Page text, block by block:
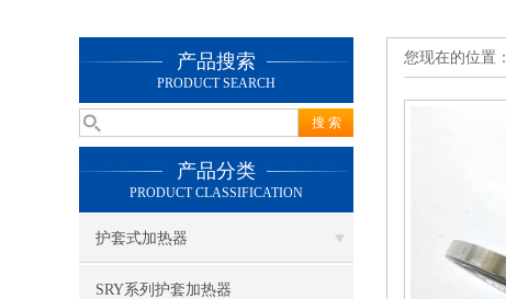
产品搜索
PRODUCT SEARCH
产品分类
PRODUCT CLASSIFICATION
护套式加热器
SRY系列护套加热器
您现在的位置：